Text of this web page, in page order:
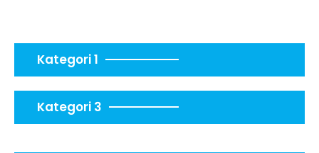
Kategori 1
Kategori 3